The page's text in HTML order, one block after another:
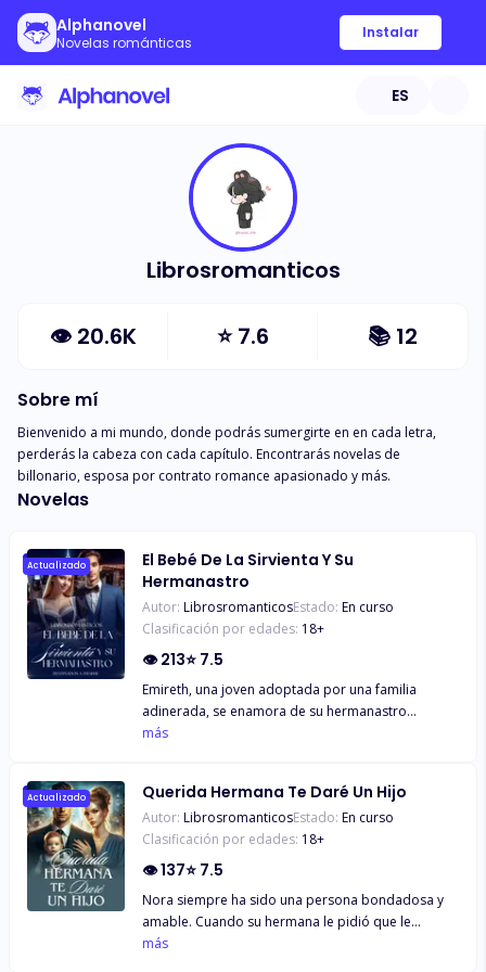
Alphanovel
Novelas románticas
Instalar
ES
Librosromanticos
👁 20.6K ⭐7.6 📚 12
Sobre mí
Bienvenido a mi mundo, donde podrás sumergirte en en cada letra,
perderás la cabeza con cada capítulo. Encontrarás novelas de
billonario, esposa por contrato romance apasionado y más.
Novelas
Actualizado
El Bebé De La Sirvienta Y Su
Hermanastro
Autor: LibrosromanticosEstado: En curso
Clasificación por edades: 18+
👁213⭐ 7.5
Emireth, una joven adoptada por una familia
adinerada, se enamora de su hermanastro
Maximiliano, pero su relación es prohibida.
y le quitan al bebé. Ella debe ser fuerte a pesar de
las dificultades y todo cambia con el regreso de su
primer amor, Maximiliano.
más
Actualizado Querida Hermana Te Daré Un Hijo
Autor: LibrosromanticosEstado: En curso
Clasificación por edades: 18+
👁137⭐ 7.5
Nora siempre ha sido una persona bondadosa y
amable. Cuando su hermana le pidió que le
prestara el vientre para ayudarla a tener un hijo,
más